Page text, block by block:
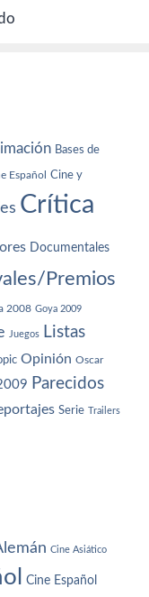
Bases de
Español Cine y
Crítica
Documentales
Premios
2008 Goya 2009
Juegos Listas
Opinión Oscar
Parecidos
Serie Trailers
Cine Asiático
Cine Español